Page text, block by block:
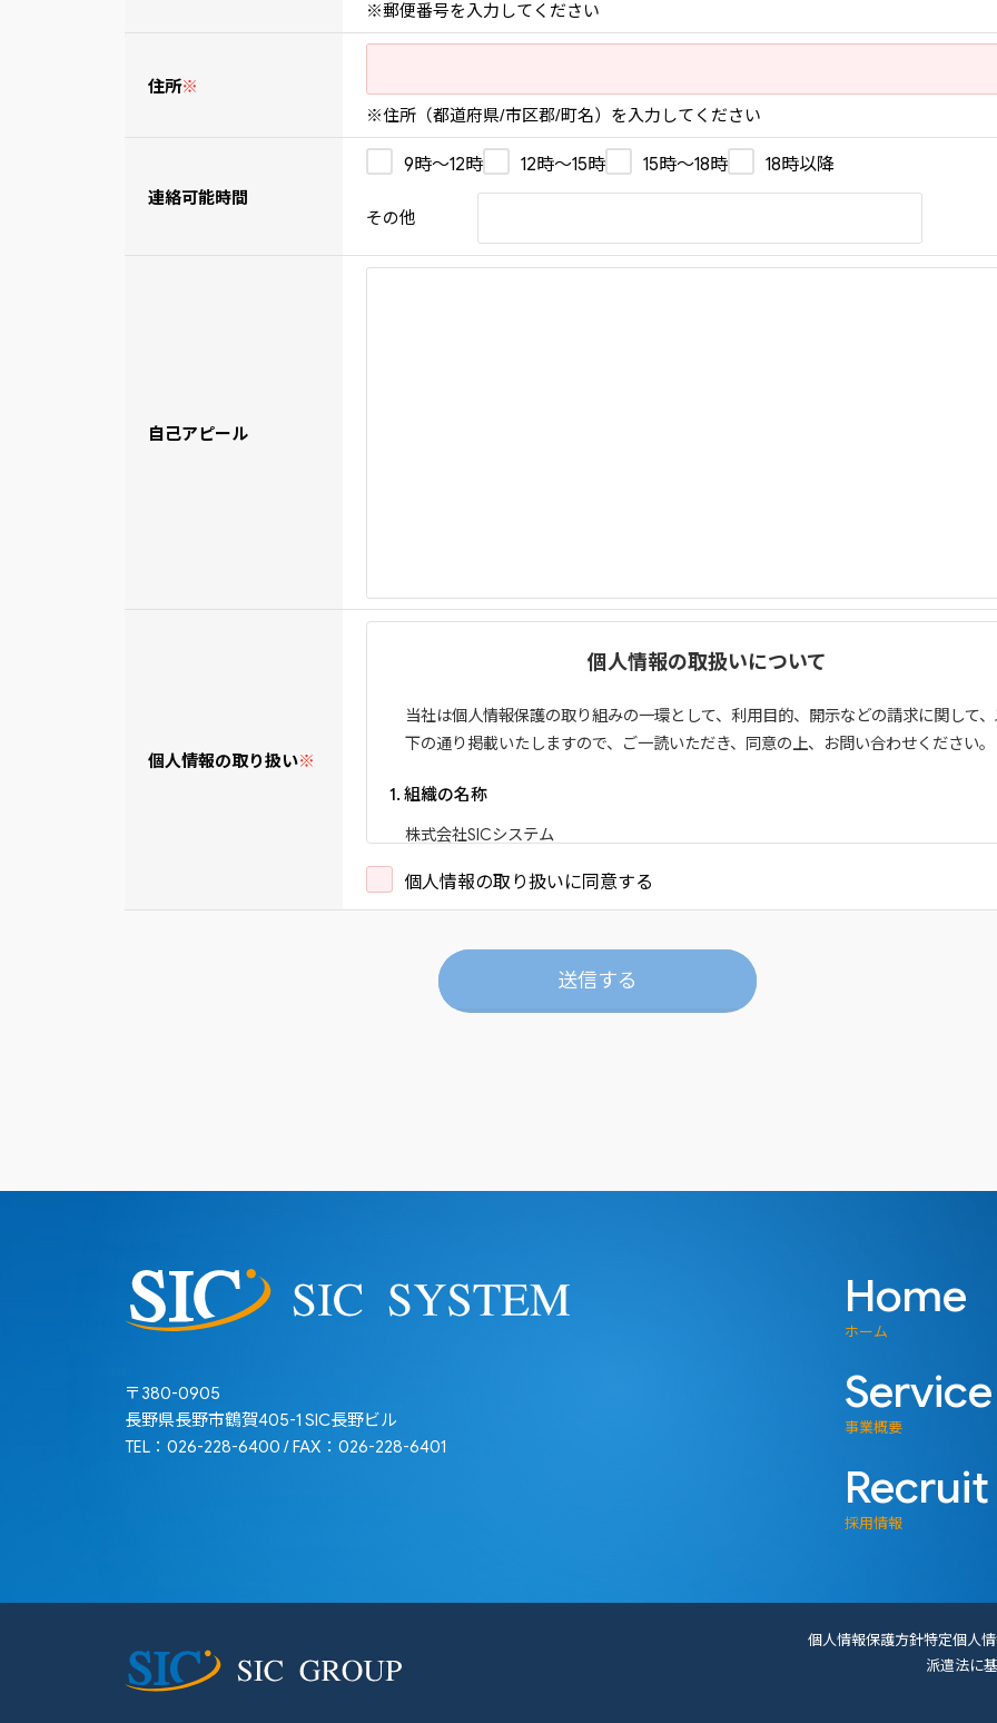
※郵便番号を入力してください
住所※
※住所（都道府県/市区郡/町名）を入力してください
連絡可能時間
9時〜12時 12時〜15時 15時〜18時 18時以降
その他
自己アピール
個人情報の取り扱い※
個人情報の取扱いについて
当社は個人情報保護の取り組みの一環として、利用目的、開示などの請求に関して
下の通り掲載いたしますので、ご一読いただき、同意の上、お問い合わせください。
1. 組織の名称
株式会社SICシステム
代表取締役 倉石 晃壮
当社の
個人情報保護管理者は、下記の通りです。
横沼 幹生
4. 共同利用について
当社は、SICグループ各社で取り扱う個人情報をグループ内で共同利用することがあ
4-1. 共同利用する個人情報の項目
お取引先やパートナー企業様等、およびグループ各社役員・従業員に関する個人情報
氏名、会社名、住所、電話番号、メールアドレス、その他利用目的を達成するため
個人情報の取り扱いに同意する
送信する
株式会社SICシステム
〒380-0905
長野県長野市鶴賀405-1 SIC長野ビル
TEL：026-228-6400 / FAX：026-228-6401
Home
ホーム
Service
事業概要
Recruit
採用情報
SIC GROUP
個人情報保護方針特定個人
派遣法に